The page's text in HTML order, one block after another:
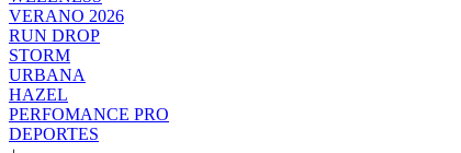
VERANO 2026
RUN DROP
STORM
URBANA
HAZEL
PERFOMANCE PRO
DEPORTES